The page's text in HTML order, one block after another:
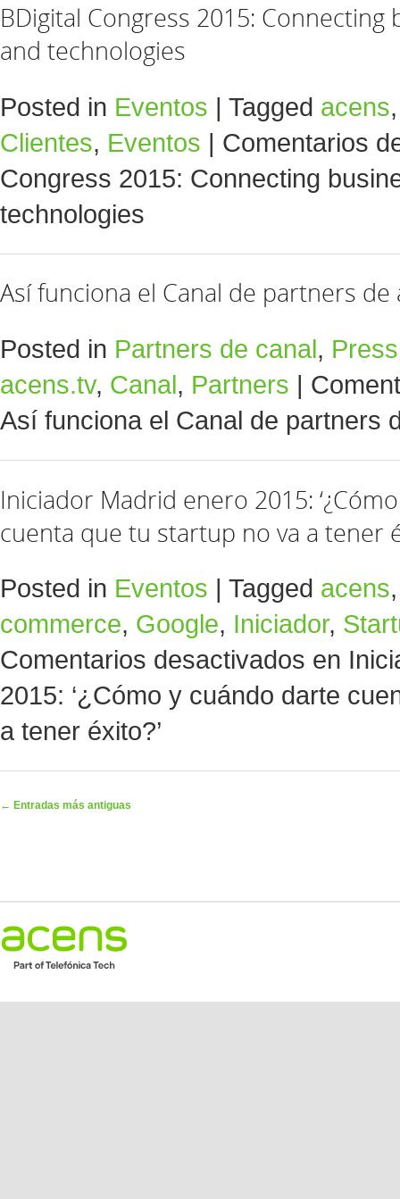
BDigital Congress 2015: Connecting
and technologies
Posted in Eventos | Tagged acens
Clientes, Eventos | Comentarios
Congress 2015: Connecting
technologies
Así funciona el Canal de partners de
Posted in Partners de canal,
acens.tv, Canal, Partners |
Así funciona el Canal de partners
Iniciador Madrid enero 2015:
cuenta que tu startup no va a tener
Posted in Eventos | Tagged acens
commerce, Google, Iniciador,
Comentarios desactivados en
2015: ‘¿Cómo y cuándo darte
a tener éxito?’
Navegador de artículos
← Entradas más antiguas